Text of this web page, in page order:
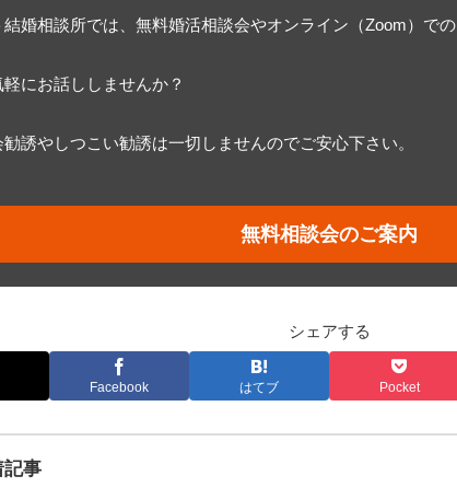
婚相談所では、無料婚活相談会やオンライン（Zoom）での
軽にお話ししませんか？
誘やしつこい勧誘は一切しませんのでご安心下さい。
無料相談会のご案内
シェアする
Facebook はてブ Pocket
記事